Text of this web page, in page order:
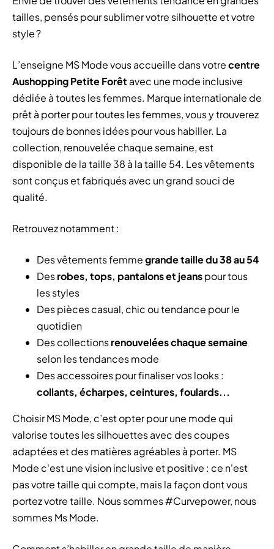
tailles, pensés pour sublimer votre silhouette et votre
style ?
L’enseigne MS Mode vous accueille dans votrecentre
Aushopping Petite Forêt avec une mode inclusive
dédiée à toutes les femmes. Marque internationale de
prêt à porter pour toutes les femmes, vous y trouverez
toujours de bonnes idées pour vous habiller. La
collection, renouvelée chaque semaine, est
disponible de la taille 38 à la taille 54. Les vêtements
sont conçus et fabriqués avec un grand souci de
qualité.
Retrouvez notamment :
Des vêtements femmegrande taille du 38 au 54
Desrobes, tops, pantalons et jeanspour tous
les styles
Des pièces casual, chic ou tendance pour le
quotidien
Des collectionsrenouvelées chaque semaine
selon les tendances mode
Des accessoires pour finaliser vos looks :
collants, écharpes, ceintures, foulards...
Choisir MS Mode, c’est opter pour une mode qui
valorise toutes les silhouettes avec des coupes
adaptées et des matières agréables à porter. MS
Mode c'est une vision inclusive et positive : ce n'est
pas votre taille qui compte, mais la façon dont vous
portez votre taille. Nous sommes #Curvepower, nous
sommes Ms Mode.